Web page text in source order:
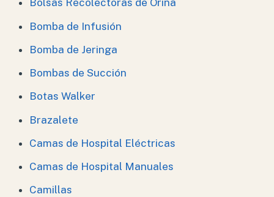
Bolsas Recolectoras de Orina
Bomba de Infusión
Bomba de Jeringa
Bombas de Succión
Botas Walker
Brazalete
Camas de Hospital Eléctricas
Camas de Hospital Manuales
Camillas